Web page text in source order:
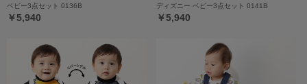
ベビー3点セット 0136B
￥5,940
ディズニー ベビー3点セット 0141B
￥5,940